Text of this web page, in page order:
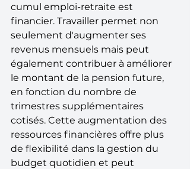
cumul emploi-retraite est
financier. Travailler permet non
seulement d'augmenter ses
revenus mensuels mais peut
également contribuer à améliorer
le montant de la pension future,
en fonction du nombre de
trimestres supplémentaires
cotisés. Cette augmentation des
ressources financières offre plus
de flexibilité dans la gestion du
budget quotidien et peut